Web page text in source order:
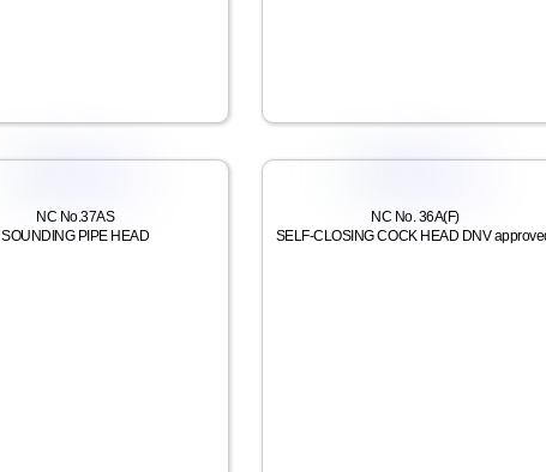
NC No.37AS
SOUNDING PIPE HEAD
NC No. 36A(F)
SELF-CLOSING COCK HEAD DNV